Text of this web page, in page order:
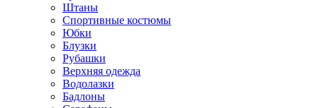
Штаны
Спортивные костюмы
Юбки
Блузки
Рубашки
Верхняя одежда
Водолазки
Бадлоны